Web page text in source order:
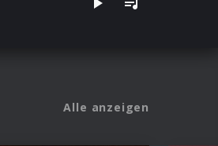
Alle anzeigen